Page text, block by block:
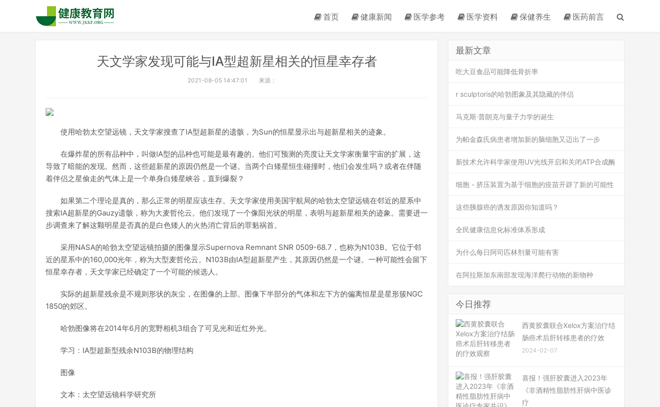
首页 健康新闻 医学参考 医学资料 保健养生 医药前言
天文学家发现可能与IA型超新星相关的恒星幸存者
2021-08-05 14:47:01 来源：
使用哈勃太空望远镜，天文学家搜查了IA型超新星的遗骸，为Sun的恒星显示出与超新星相关的迹象。
在爆炸星的所有品种中，叫做IA型的品种也可能是最有趣的。他们可预测的亮度让天文学家衡量宇宙的扩展，这
导致了暗能的发现。然而，这些超新星的原因仍然是一个谜。当两个白矮星恒生碰撞时，他们会发生吗？或者在伴随
着伴侣之星偷走的气体上是一个单身白矮星峡谷，直到爆裂？
如果第二个理论是真的，那么正常的明星应该生存。天文学家使用美国宇航局的哈勃太空望远镜在邻近的星系中
搜索IA超新星的Gauzy遗骸，称为大麦哲伦云。他们发现了一个像阳光状的明星，表明与超新星相关的迹象。需要进一
步调查来了解这颗明星是否真的是白色矮人的火热消亡背后的罪魁祸首。
采用NASA的哈勃太空望远镜拍摄的图像显示Supernova Remnant SNR 0509-68.7，也称为N103B。它位于邻
近的星系中的160,000光年，称为大型麦哲伦云。N103B由IA型超新星产生，其原因仍然是一个谜。一种可能性会留下
恒星幸存者，天文学家已经确定了一个可能的候选人。
实际的超新星残余是不规则形状的灰尘，在图像的上部。图像下半部分的气体和左下方的偏离恒星是星形簇NGC
1850的郊区。
哈勃图像将在2014年6月的宽野相机3组合了可见光和近红外光。
学习：IA型超新型残余N103B的物理结构
图像
文本：太空望远镜科学研究所
最新文章
吃大豆食品可能降低骨折率
r sculptoris的哈勃图象及其隐藏的伴侣
马克斯·普朗克与量子力学的诞生
为帕金森氏病患者增加新的脑细胞又迈出了一步
新技术允许科学家使用UV光线开启和关闭ATP合成酶
细胞 - 挤压装置为基于细胞的疫苗开辟了新的可能性
这些胰腺癌的诱发原因你知道吗？
全民健康信息化标准体系形成
为什么每日阿司匹林剂量可能有害
在阿拉斯加东南部发现海洋爬行动物的新物种
今日推荐
西黄胶囊联合Xelox方案治疗结
肠癌术后肝转移患者的疗效
2024-02-07
喜报！强肝胶囊进入2023年
《非酒精性脂肪性肝病中医诊
疗